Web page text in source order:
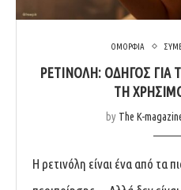
ΟΜΟΡΦΙΑ
ΡΕΤΙΝΌΛΗ: ΟΔΗΓΌΣ ΓΙΑ
ΤΗ
by The K-
Η ρετινόλη είναι ένα από τα